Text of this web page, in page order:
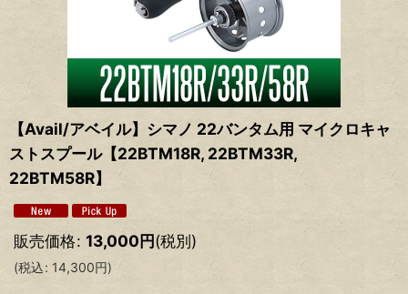
【Avail/アベイル】シマノ 22バンタム用 マイクロキャ
ストスプール【22BTM18R, 22BTM33R,
22BTM58R】
販売価格: 13,000円(税別)
(税込: 14,300円)